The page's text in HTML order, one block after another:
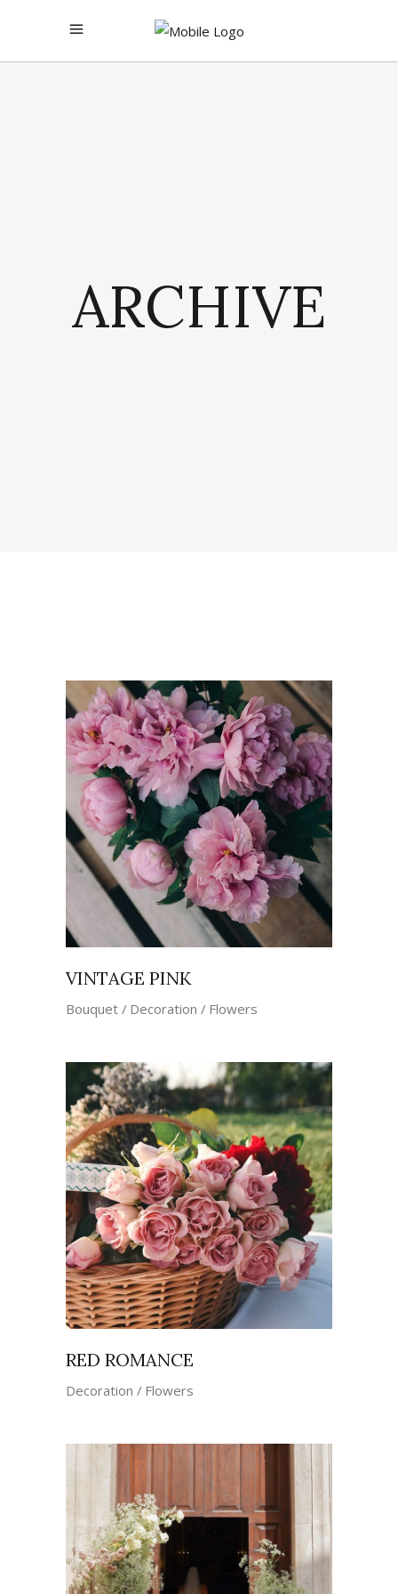
ARCHIVE
VINTAGE PINK
Bouquet Decoration Flowers
RED ROMANCE
Decoration Flowers